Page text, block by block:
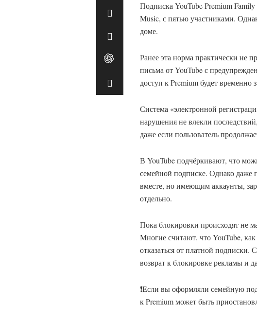
Подписка YouTube Premium
Music, с пятью участниками.
доме.
Ранее эта норма практически не
письма от YouTube с
доступ к Premium будет временно
Система «электронной
нарушения не влекли
даже если пользователь
В YouTube подчёркивают, что
семейной подписке. Однако даже
вместе, но имеющим аккаунты,
отдельно.
Пока блокировки происходят не
Многие считают, что YouTube,
отказаться от платной
возврат к блокировке рекламы и
❗Если вы оформляли семейную
к Premium может быть